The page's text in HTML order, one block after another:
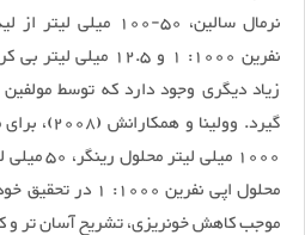
نفرین 1000: 1 و
زیاد دیگری وجود دارد که توسط
گیرد.
محلول اپی نفرین
موجب کاهش خونریزی، تشریح آسان تر و